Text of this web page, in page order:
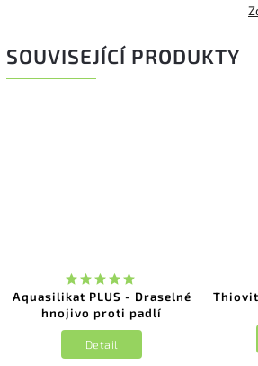
SOUVISEJÍCÍ PRODUKTY
Aquasilikat PLUS - Draselné
hnojivo proti padlí
Detail